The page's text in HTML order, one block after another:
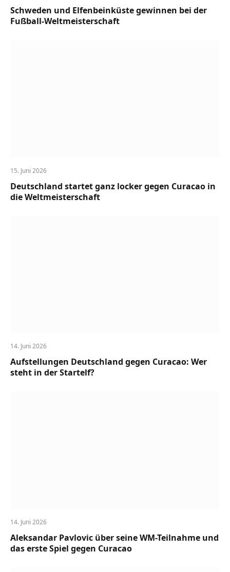
Schweden und Elfenbeinküste gewinnen bei der
Fußball-Weltmeisterschaft
15. Juni 2026
Deutschland startet ganz locker gegen Curacao in
die Weltmeisterschaft
14. Juni 2026
Aufstellungen Deutschland gegen Curacao: Wer
steht in der Startelf?
14. Juni 2026
Aleksandar Pavlovic über seine WM-Teilnahme und
das erste Spiel gegen Curacao